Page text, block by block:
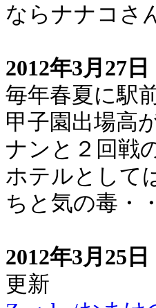
ならナナコさ
2012年3月27日
毎年春夏に駅
甲子園出場高
ナンと２回戦
ホテルとして
ちと気の毒・・
2012年3月25日
更新